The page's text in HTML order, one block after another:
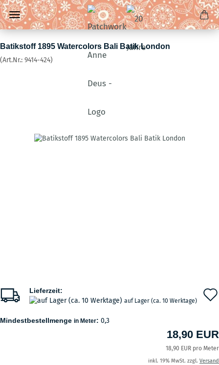
Batikstoff 1895 Watercolors Bali Batik London
(Art.Nr.: 9414-424)
Lieferzeit:
auf Lager (ca. 10 Werktage)
Mindestbestellmenge in Meter: 0,3
18,90 EUR
18,90 EUR pro Meter
inkl. 19% MwSt. zzgl. Versand